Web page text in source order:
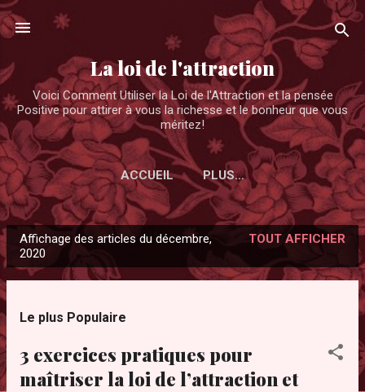
Accéder au contenu principal
La loi de l'attraction
Voici Comment Utiliser la Loi de l'Attraction et la pensée
Positive pour attirer à vous la richesse et le bonheur que vous
méritez!
ACCUEIL PLUS…
r
Affichage des articles du décembre,
2020
TOUT AFFICHER
Le plus Populaire
3 exercices pratiques pour
maîtriser la loi de l’attraction et